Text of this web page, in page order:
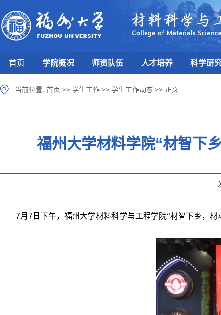
首页 学院概况 师资队伍 人才培养 科学研
当前位置: 首页 >> 学生工作 >> 学生工作动态 >> 正文
福州大学材料学院“材智下
7月7日下午， 福州大学材料科学与工程学院“材智下乡，材